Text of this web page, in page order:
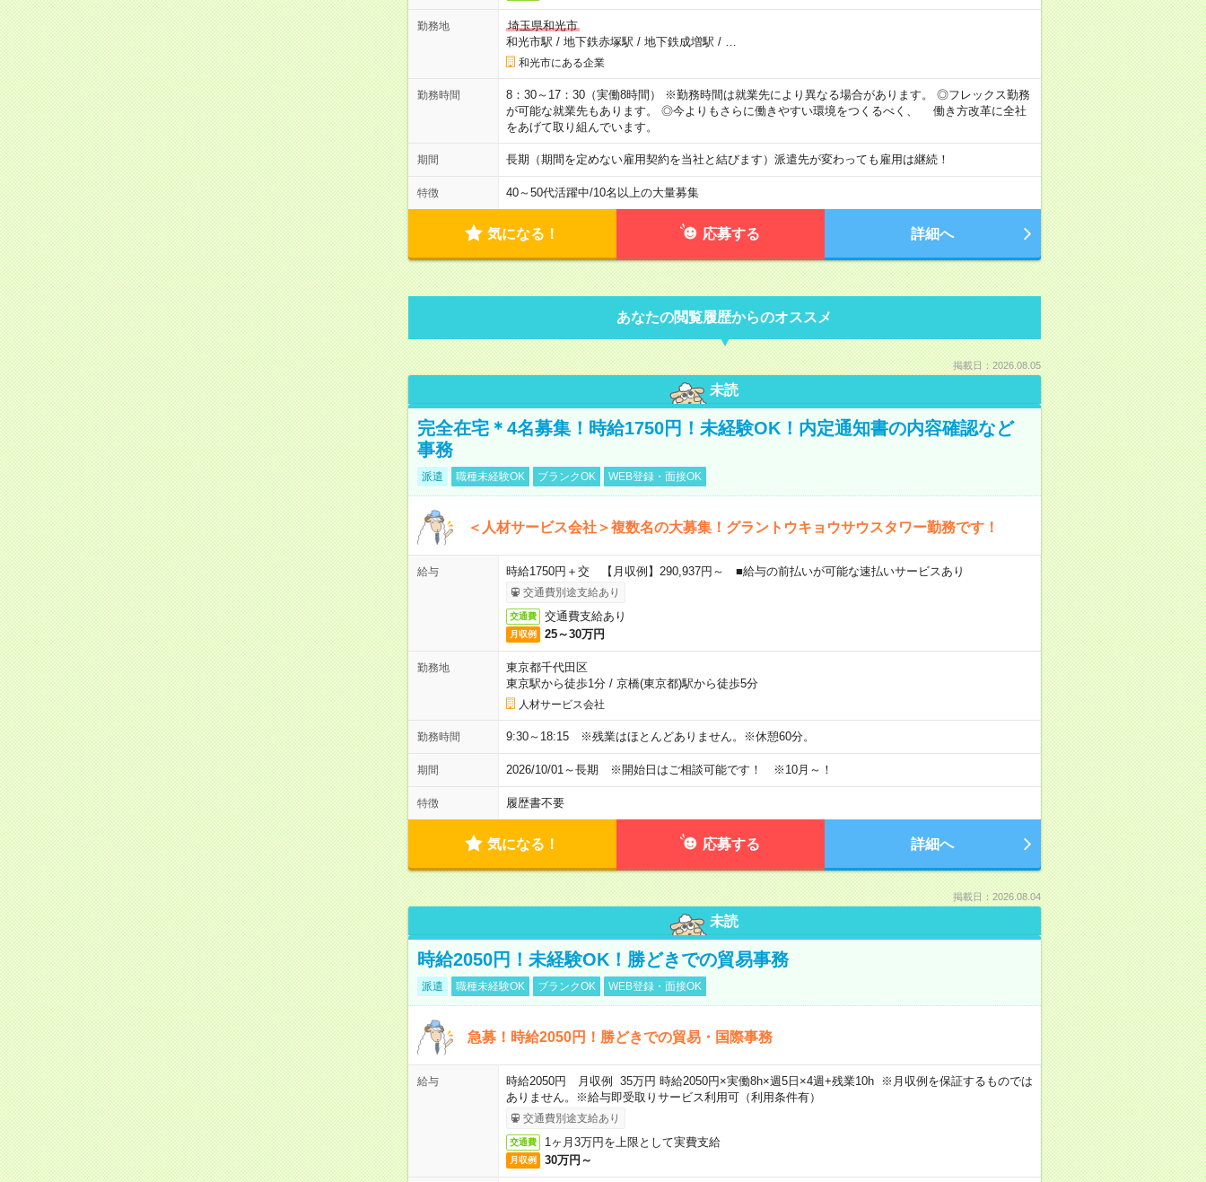
勤務地
埼玉県和光市
和光市駅 / 地下鉄赤塚駅 / 地下鉄成増駅 /
和光市にある企業
勤務時間
8：30～17：30（実働8時間） ※勤務時間は就業先により異なる場合があります。 ◎フレックス勤務
が可能な就業先もあります。 ◎今よりもさらに働きやすい環境をつくるべく、 働き方改革に全社
をあげて取り組んでいます。
期間 長期（期間を定めない雇用契約を当社と結びます）派遣先が変わっても雇用は継続！
特徴 40～50代活躍中/10名以上の大量募集
気になる！ 応募する 詳細へ
あなたの閲覧履歴からのオススメ
掲載日：2026.08.05
未読
完全在宅＊4名募集！時給1750円！未経験OK！内定通知書の内容確認など
事務
派遣 職種未経験OK ブランクOK WEB登録・面接OK
＜人材サービス会社＞複数名の大募集！グラントウキョウサウスタワー勤務です！
給与 時給1750円＋交 【月収例】290,937円～ ■給与の前払いが可能な速払いサービスあり
交通費別途支給あり
交通費 交通費支給あり
月収例 25～30万円
勤務地
東京都千代田区
東京駅から徒歩1分/ 京橋(東京都)駅から徒歩5分
人材サービス会社
勤務時間 9:30～18:15 ※残業はほとんどありません。※休憩60分。
期間 2026/10/01～長期 ※開始日はご相談可能です！ ※10月～！
特徴 履歴書不要
気になる！ 応募する 詳細へ
掲載日：2026.08.04
未読
時給2050円！未経験OK！勝どきでの貿易事務
派遣 職種未経験OK ブランクOK WEB登録・面接OK
急募！時給2050円！勝どきでの貿易・国際事務
給与
時給2050円 月収例 35万円 時給2050円×実働8h×週5日×4週+残業10h ※月収例を保証するものでは
ありません。※給与即受取りサービス利用可（利用条件有）
交通費別途支給あり
交通費 1ヶ月3万円を上限として実費支給
月収例 30万円～